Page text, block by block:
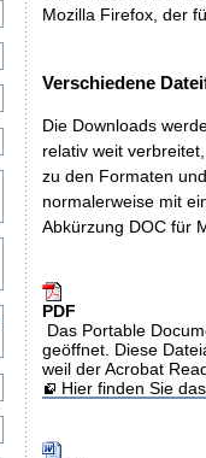
Mozilla Firefox, der
Verschiedene
Die Downloads
relativ weit
zu den Formaten
normalerweise mit
Abkürzung DOC für
PDF
Das Portable
geöffnet. Diese
weil der Acrobat
Hier finden Sie